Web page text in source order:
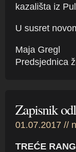
kazališta iz
U susret
Maja Gregl
Predsjednica
Zapisnik
01.07.2017 //
TREĆE